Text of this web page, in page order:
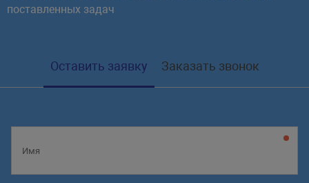
поставленных задач
Оставить заявку Заказать звонок